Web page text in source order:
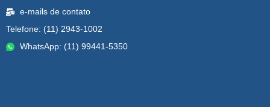
e-mails de contato
Telefone: (11) 2943-1002
WhatsApp: (11) 99441-5350